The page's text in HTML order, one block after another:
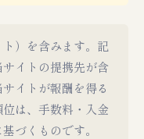
）を含みます。記
イトの提携先が含
イトが報酬を得る
は、手数料・入金
づくものです。